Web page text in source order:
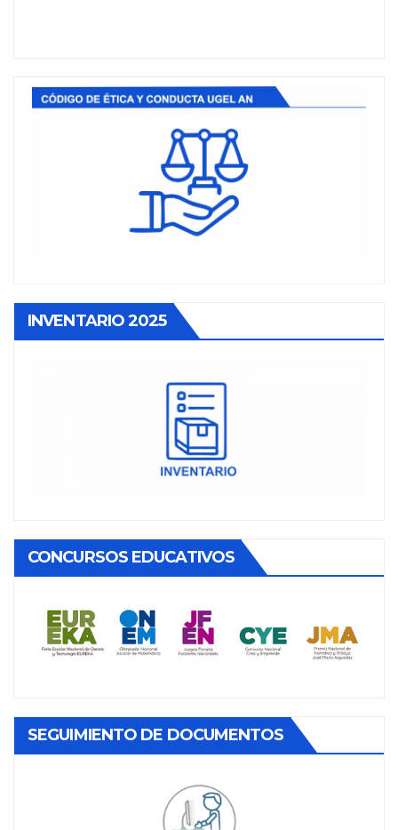
INVENTARIO 2025
CONCURSOS EDUCATIVOS
SEGUIMIENTO DE DOCUMENTOS